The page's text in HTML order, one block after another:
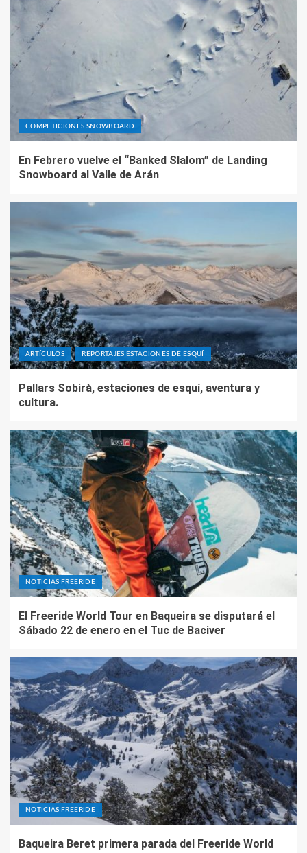
COMPETICIONES SNOWBOARD
En Febrero vuelve el “Banked Slalom” de Landing
Snowboard al Valle de Arán
ARTÍCULOS REPORTAJES ESTACIONES DE ESQUÍ
Pallars Sobirà, estaciones de esquí, aventura y
cultura.
NOTICIAS FREERIDE
El Freeride World Tour en Baqueira se disputará el
Sábado 22 de enero en el Tuc de Baciver
NOTICIAS FREERIDE
Baqueira Beret primera parada del Freeride World